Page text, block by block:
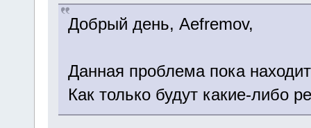
Добрый день, Aefremov,
Данная проблема пока
Как только будут какие-либо